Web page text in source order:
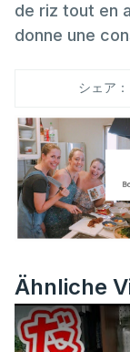
de riz tout en
donne une
シェア：
Ähnliche